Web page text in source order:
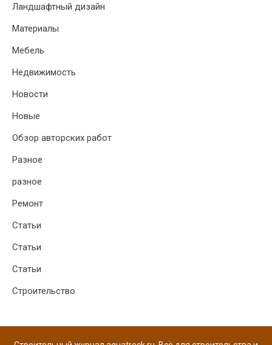
Ландшафтный дизайн
Материалы
Мебель
Недвижимость
Новости
Новые
Обзор авторских работ
Разное
разное
Ремонт
Статьи
Статьи
Статьи
Строительство